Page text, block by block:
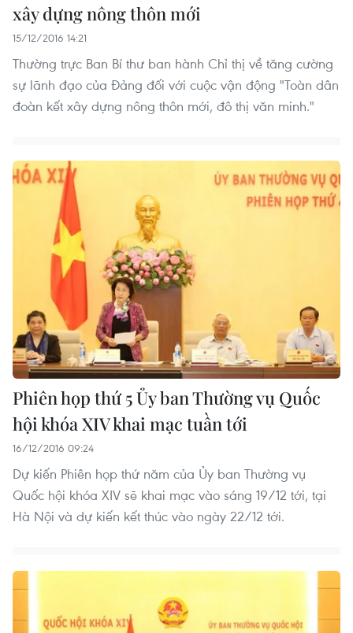
xây dựng nông thôn mới
15/12/2016 14:21
Thường trực Ban Bí thư ban hành Chỉ thị về tăng cường
sự lãnh đạo của Đảng đối với cuộc vận động "Toàn dân
đoàn kết xây dựng nông thôn mới, đô thị văn minh."
Phiên họp thứ 5 Ủy ban Thường vụ Quốc
hội khóa XIV khai mạc tuần tới
16/12/2016 09:24
Dự kiến Phiên họp thứ năm của Ủy ban Thường vụ
Quốc hội khóa XIV sẽ khai mạc vào sáng 19/12 tới, tại
Hà Nội và dự kiến kết thúc vào ngày 22/12 tới.